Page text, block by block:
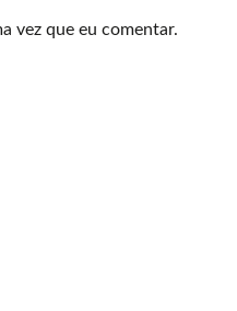
vez que eu comentar.